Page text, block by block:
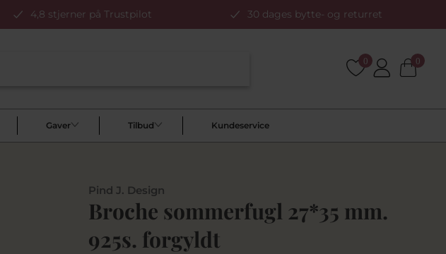
4,8 stjerner på Trustpilot 30 dages bytte- og returret
0 0
Gaver Tilbud Kundeservice
Pind J. Design
Broche sommerfugl 27*35 mm.
925s. forgyldt